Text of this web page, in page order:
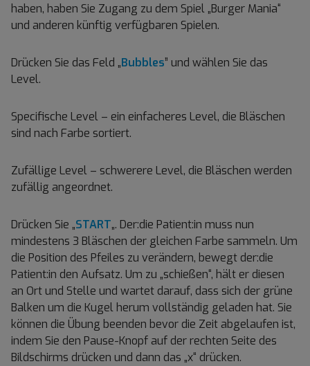
haben, haben Sie Zugang zu dem Spiel „Burger Mania“
und anderen künftig verfügbaren Spielen.
Drücken Sie das Feld „Bubbles” und wählen Sie das
Level.
Specifische Level – ein einfacheres Level, die Bläschen
sind nach Farbe sortiert.
Zufällige Level – schwerere Level, die Bläschen werden
zufällig angeordnet.
Drücken Sie „START„. Der:die Patient:in muss nun
mindestens 3 Bläschen der gleichen Farbe sammeln. Um
die Position des Pfeiles zu verändern, bewegt der:die
Patient:in den Aufsatz. Um zu „schießen“, hält er diesen
an Ort und Stelle und wartet darauf, dass sich der grüne
Balken um die Kugel herum vollständig geladen hat. Sie
können die Übung beenden bevor die Zeit abgelaufen ist,
indem Sie den Pause-Knopf auf der rechten Seite des
Bildschirms drücken und dann das „x“ drücken.